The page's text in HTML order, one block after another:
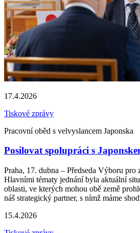
17.4.2026
Tiskové zprávy
Pracovní oběd s velvyslancem Japonska
Posilovat spolupráci s
Praha, 17. dubna – Předseda Výboru
Hlavními tématy jednání byla aktuální
oblasti, ve kterých mohou obě země
náš strategický partner, s nímž máme
15.4.2026